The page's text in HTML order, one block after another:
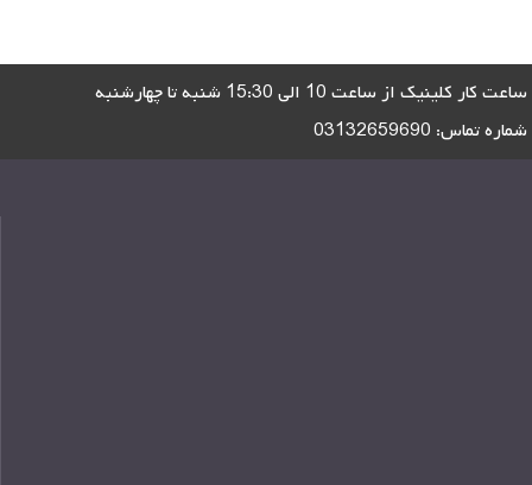
ساعت کار کلینیک از ساعت 10 الی 15:30 شنبه تا چهارشنبه
شماره تماس: 03132659690